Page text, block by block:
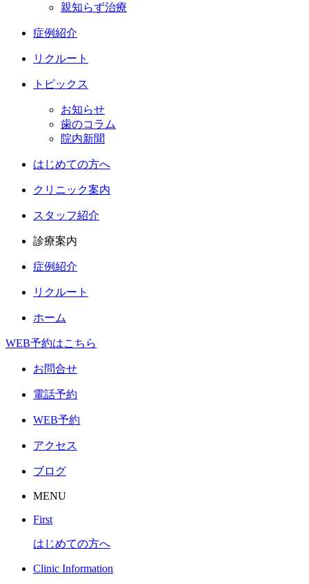
親知らず治療
症例紹介
リクルート
トピックス
お知らせ
歯のコラム
院内新聞
はじめての方へ
クリニック案内
スタッフ紹介
診療案内
症例紹介
リクルート
ホーム
WEB予約はこちら
お問合せ
電話予約
WEB予約
アクセス
ブログ
MENU
First
はじめての方へ
Clinic Information